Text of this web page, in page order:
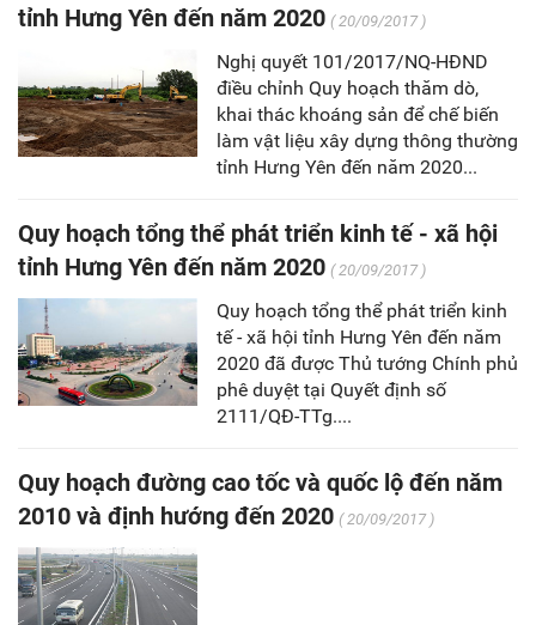
tỉnh Hưng Yên đến năm 2020 ( 20/09/2017 )
Nghị quyết 101/2017/NQ-HĐND
điều chỉnh Quy hoạch thăm dò,
khai thác khoáng sản để chế biến
làm vật liệu xây dựng thông thường
tỉnh Hưng Yên đến năm 2020...
Quy hoạch tổng thể phát triển kinh tế - xã hội
tỉnh Hưng Yên đến năm 2020 ( 20/09/2017 )
Quy hoạch tổng thể phát triển kinh
tế - xã hội tỉnh Hưng Yên đến năm
2020 đã được Thủ tướng Chính phủ
phê duyệt tại Quyết định số
2111/QĐ-TTg....
Quy hoạch đường cao tốc và quốc lộ đến năm
2010 và định hướng đến 2020 ( 20/09/2017 )